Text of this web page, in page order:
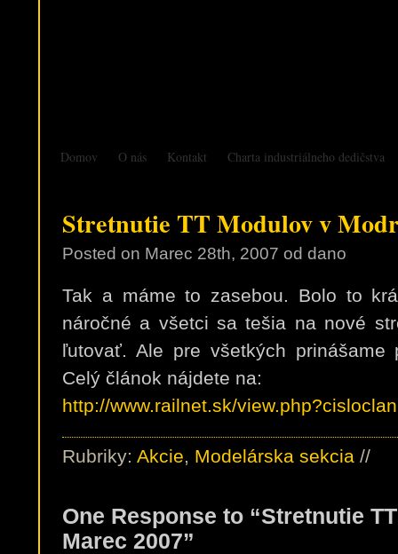
Domov O nás Kontakt Charta industriálneho dedičstva
Stretnutie TT Modulov v
Posted on Marec 28th, 2007 od dano
Tak a máme to zasebou. Bolo to
náročné a všetci sa tešia na nové
ľutovať. Ale pre všetkých
Celý článok nájdete na:
http://www.railnet.sk/
Rubriky: Akcie, Modelárska sekcia //
One Response to “Stretnutie
Marec 2007”